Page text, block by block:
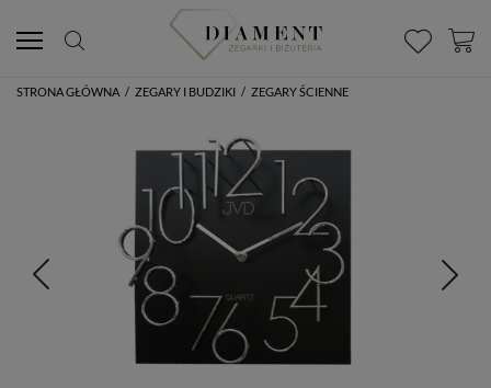
STRONA GŁÓWNA / ZEGARY I BUDZIKI / ZEGARY ŚCIENNE